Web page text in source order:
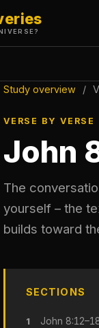
Study overview /
VERSE BY VERSE
John
The
yourself – the
builds toward
SECTIONS
1 John